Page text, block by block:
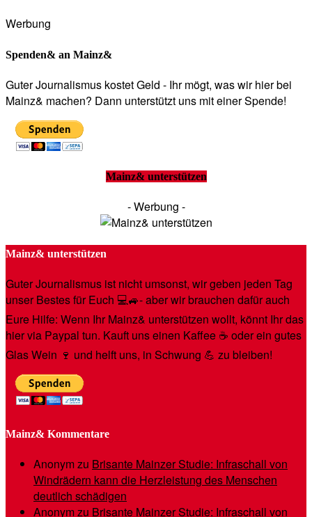
Werbung
Spenden& an Mainz&
Guter Journalismus kostet Geld - Ihr mögt, was wir hier bei
Mainz& machen? Dann unterstützt uns mit einer Spende!
Mainz& unterstützen
- Werbung -
Mainz& unterstützen
Guter Journalismus ist nicht umsonst, wir geben jeden Tag
unser Bestes für Euch 💻🚙- aber wir brauchen dafür auch
Eure Hilfe: Wenn Ihr Mainz& unterstützen wollt, könnt Ihr das
hier via Paypal tun. Kauft uns einen Kaffee ☕️ oder ein gutes
Glas Wein 🍷 und helft uns, in Schwung 💪 zu bleiben!
Mainz& Kommentare
Anonymzu Brisante Mainzer Studie: Infraschall von
Windrädern kann die Herzleistung des Menschen
deutlich schädigen
Anonymzu Brisante Mainzer Studie: Infraschall von